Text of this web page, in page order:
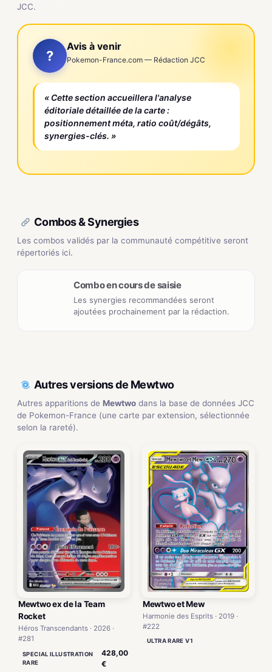
JCC.
?
Avis à venir
Pokemon-France.com — Rédaction JCC
« Cette section accueillera l'analyse
éditoriale détaillée de la carte :
positionnement méta, ratio coût/dégâts,
synergies-clés. »
Combos & Synergies
Les combos validés par la communauté compétitive seront
répertoriés ici.
Combo en cours de saisie
Les synergies recommandées seront
ajoutées prochainement par la rédaction.
Autres versions de Mewtwo
Autres apparitions de Mewtwo dans la base de données JCC
de Pokemon-France (une carte par extension, sélectionnée
selon la rareté).
Mewtwo ex de la Team
Rocket
Héros Transcendants · 2026 ·
#281
SPECIAL ILLUSTRATION
RARE
428,00
€
Mewtwo et Mew
Harmonie des Esprits · 2019 ·
#222
ULTRA RARE V1